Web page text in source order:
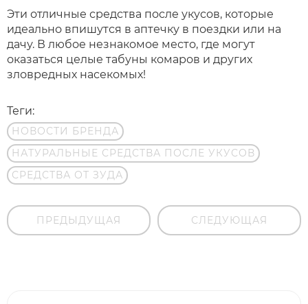
Эти отличные средства после укусов, которые
идеально впишутся в аптечку в поездки или на
дачу. В любое незнакомое место, где могут
оказаться целые табуны комаров и других
зловредных насекомых!
Теги:
НОВОСТИ БРЕНДА
НАТУРАЛЬНЫЕ СРЕДСТВА ПОСЛЕ УКУСОВ
СРЕДСТВА ОТ ЗУДА
ПРЕДЫДУЩАЯ СЛЕДУЮЩАЯ